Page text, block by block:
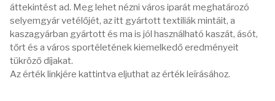
áttekintést ad. Meg lehet nézni város iparát meghatározó
selyemgyár vetélőjét, az itt gyártott textiliák mintáit, a
kaszagyárban gyártott és ma is jól használható kaszát, ásót,
tőrt és a város sportéletének kiemelkedő eredményeit
tükröző díjakat.
Az érték linkjére kattintva eljuthat az érték leírásához.